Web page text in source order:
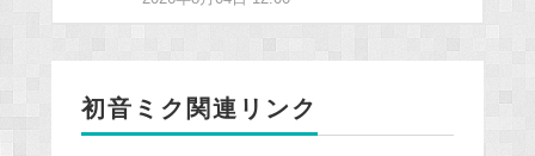
初音ミク関連リンク